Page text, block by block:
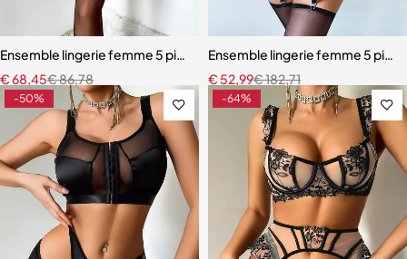
Ensemble lingerie femme 5 pièces – Dentelle brodée avec cache-
€86,78
€68,45
Ensemble lingerie femme 5
€182,71
€ 52,99
-50% -64%